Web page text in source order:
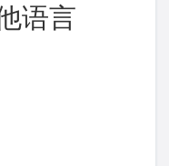
语言